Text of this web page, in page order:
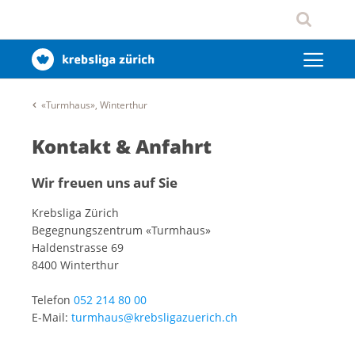
«Turmhaus», Winterthur
Kontakt & Anfahrt
Wir freuen uns auf Sie
Krebsliga Zürich
Begegnungszentrum «Turmhaus»
Haldenstrasse 69
8400 Winterthur
Telefon 052 214 80 00
E-Mail: turmhaus@krebsligazuerich.ch